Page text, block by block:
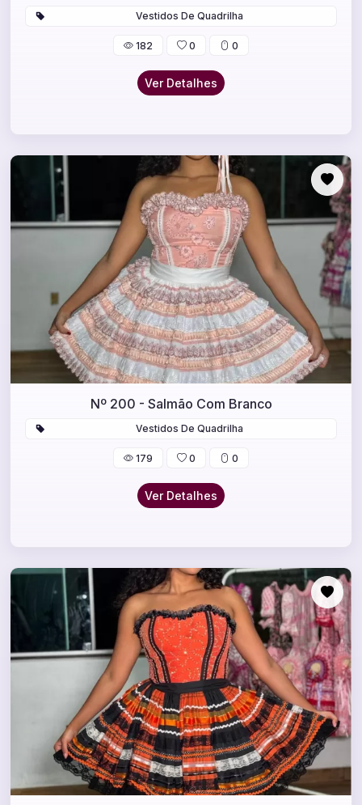
Vestidos De Quadrilha
182 0 0
Ver Detalhes
Nº 200 - Salmão Com Branco
Vestidos De Quadrilha
179 0 0
Ver Detalhes